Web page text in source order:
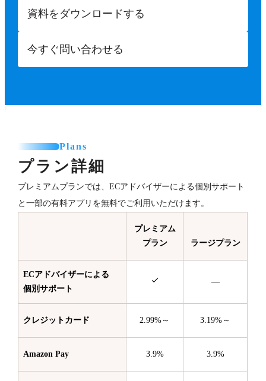
資料をダウンロードする
今すぐ問い合わせる
Plans
プラン詳細
プレミアムプランでは、ECアドバイザーによる個別サポート
と一部の有料アプリを無料でご利用いただけます。
プレミアム
プラン
ラージプラン
ECアドバイザーによる
個別サポート
—
クレジットカード 2.99%～ 3.19%～
Amazon Pay 3.9% 3.9%